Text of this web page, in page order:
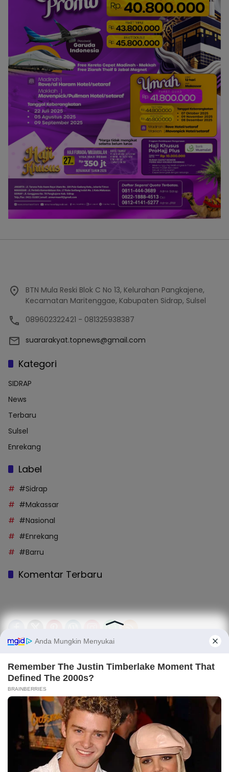
BTN Mula Reski Blok C No 13, Kelurahan Pangkajene,
Kecamatan Maritenggae, Kabupaten Sidrap, Sulsel
089602322421 - 081325938387
suararakyat.topnews@gmail.com
Kategori
SIDRAP
News
Terbaru
Sulsel
Enrekang
Label
#Sidrap
#Makassar
#Nasional
#Enrekang
#Barru
Komentar Terbaru
Tentang Kami Legalitas (Perizinan)
Redaksi
SOP Perlindungan Jurnalis
Kode Etik Perilaku Perusahaan (KEPP)
Pedoman Media Siber (PMS)
Kode Etik Redaksi / Perusahaan PT TOP MEDIA MANDIRI
Disclaimer
Privacy Policy
Copy Right 2025 | PT. TOP MEDIA MANDIRI
Dark